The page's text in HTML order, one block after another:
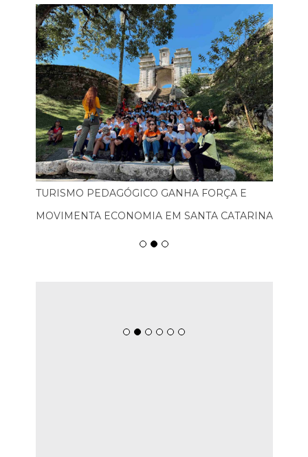
TURISMO PEDAGÓGICO GANHA FORÇA E
MOVIMENTA ECONOMIA EM SANTA CATARINA